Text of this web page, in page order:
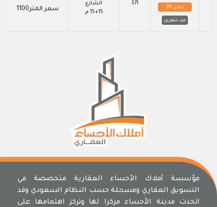
اعلان 371
منذ شهرين
371
الشارع
15+15 م
سعر المتر1100
مؤسسة أملاك الأحساء العقارية متخصصة في
التسويق العقاري ومسجلة حسب النظام السعودي وقد
اتخذت مدينة الأحساء مركزا لها وتركز اهتمامها على